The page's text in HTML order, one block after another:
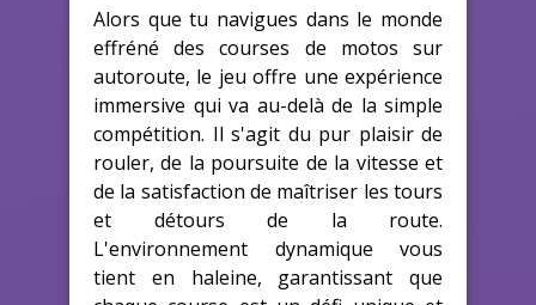
Alors que tu navigues dans le monde
effréné des courses de motos sur
autoroute, le jeu offre une expérience
immersive qui va au-delà de la simple
compétition. Il s'agit du pur plaisir de
rouler, de la poursuite de la vitesse et
de la satisfaction de maîtriser les tours
et détours de la route.
L'environnement dynamique vous
tient en haleine, garantissant que